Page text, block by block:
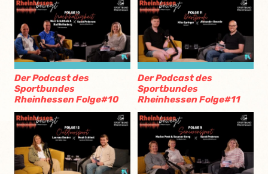
Der Podcast des
Sportbundes
Rheinhessen Folge#10
Der Podcast des
Sportbundes
Rheinhessen Folge#11